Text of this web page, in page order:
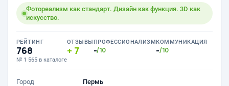
Фотореализм как стандарт. Дизайн как функция. 3D как
искусство.
РЕЙТИНГ
768
№ 1 565 в каталоге
ОТЗЫВЫ
7
ПРОФЕССИОНАЛИЗМ
-/10
КОММУНИКАЦИЯ
-/10
Город
Пермь